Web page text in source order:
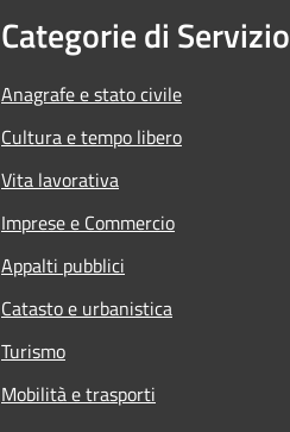
Categorie di Servizio
Anagrafe e stato civile
Cultura e tempo libero
Vita lavorativa
Imprese e Commercio
Appalti pubblici
Catasto e urbanistica
Turismo
Mobilità e trasporti